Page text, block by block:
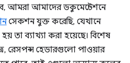
আমরা আমাদের ডকুমেন্টেশনে
সেকশন যুক্ত করেছি, যেখানে
তা ব্যাখ্যা করা হয়েছে। বিশেষ
রেসপন্স হেডারগুলো পাওয়ার